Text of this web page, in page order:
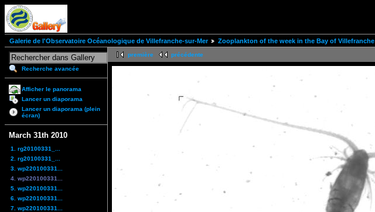
Galerie de l'Observatoire Océanologique de Villefranche-sur-Mer Zooplankton of the week in the Bay of Villefranche
Recherche avancée
Afficher le panorama
Lancer un diaporama
Lancer un diaporama (plein
écran)
March 31th 2010
1. rg20100331_...
2. rg20100331_...
3. wp220100331...
4. wp220100331...
5. wp220100331...
6. wp220100331...
7. wp220100331...
première précédente